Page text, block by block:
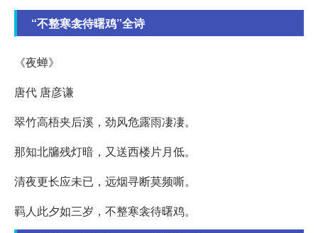
“不整寒衾待曙鸡”全诗
《夜蝉》
唐代 唐彦谦
翠竹高梧夹后溪，劲风危露雨凄凄。
那知北牖残灯暗，又送西楼片月低。
清夜更长应未已，远烟寻断莫频嘶。
羁人此夕如三岁，不整寒衾待曙鸡。